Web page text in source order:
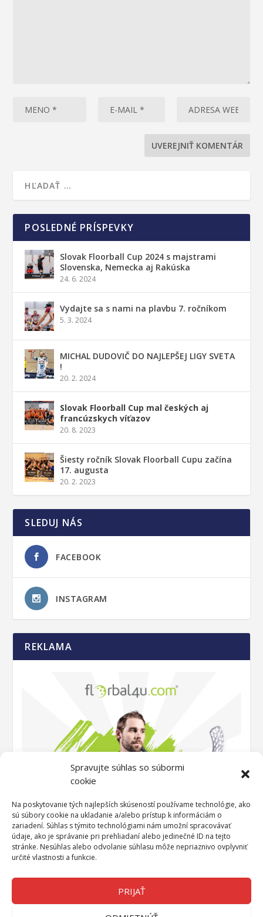
Spravujte súhlas so súbormi
cookie
Na poskytovanie tých najlepších skúseností používame technológie, ako
sú súbory cookie na ukladanie a/alebo prístup k informáciám o
zariadení. Súhlas s týmito technológiami nám umožní spracovávať
údaje, ako je správanie pri prehliadaní alebo jedinečné ID na tejto
stránke. Nesúhlas alebo odvolanie súhlasu môže nepriaznivo ovplyvniť
určité vlastnosti a funkcie.
PRIJAŤ
POSLEDNÉ PRÍSPEVKY
Slovak Floorball Cup 2024 s majstrami
Slovenska, Nemecka aj Rakúska
24. 6. 2024
Vydajte sa s nami na plavbu 7. ročníkom
5. 3. 2024
MICHAL DUDOVIČ DO NAJLEPŠEJ LIGY SVETA
!
20. 2. 2024
Slovak Floorball Cup mal českých aj
francúzskych víťazov
20. 8. 2023
Šiesty ročník Slovak Floorball Cupu začína
17. augusta
20. 2. 2023
SLEDUJ NÁS
FACEBOOK
INSTAGRAM
REKLAMA